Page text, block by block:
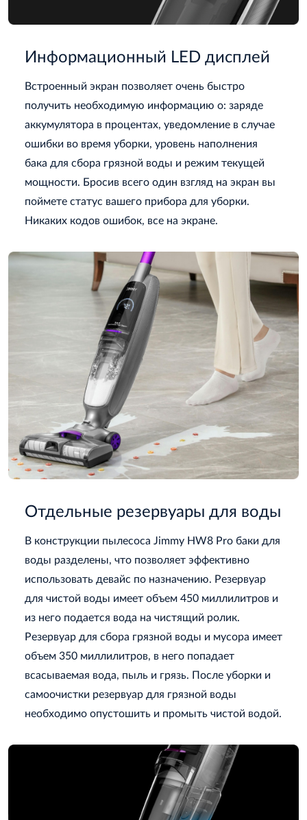
Информационный LED дисплей
Встроенный экран позволяет очень быстро
получить необходимую информацию о: заряде
аккумулятора в процентах, уведомление в случае
ошибки во время уборки, уровень наполнения
бака для сбора грязной воды и режим текущей
мощности. Бросив всего один взгляд на экран вы
поймете статус вашего прибора для уборки.
Никаких кодов ошибок, все на экране.
Отдельные резервуары для воды
В конструкции пылесоса Jimmy HW8 Pro баки для
воды разделены, что позволяет эффективно
использовать девайс по назначению. Резервуар
для чистой воды имеет объем 450 миллилитров и
из него подается вода на чистящий ролик.
Резервуар для сбора грязной воды и мусора имеет
объем 350 миллилитров, в него попадает
всасываемая вода, пыль и грязь. После уборки и
самоочистки резервуар для грязной воды
необходимо опустошить и промыть чистой водой.